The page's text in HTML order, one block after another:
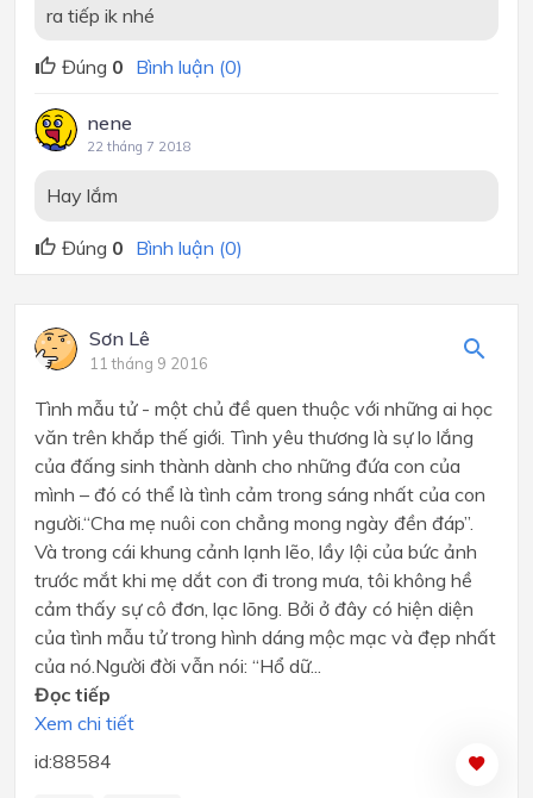
ra tiếp ik nhé
Đúng 0 Bình luận (0)
nene
22 tháng 7 2018
Hay lắm
Đúng 0 Bình luận (0)
Sơn Lê
11 tháng 9 2016
Tình mẫu tử - một chủ đề quen thuộc với những ai học
văn trên khắp thế giới. Tình yêu thương là sự lo lắng
của đấng sinh thành dành cho những đứa con của
mình – đó có thể là tình cảm trong sáng nhất của con
người.“Cha mẹ nuôi con chẳng mong ngày đền đáp”.
Và trong cái khung cảnh lạnh lẽo, lầy lội của bức ảnh
trước mắt khi mẹ dắt con đi trong mưa, tôi không hề
cảm thấy sự cô đơn, lạc lõng. Bởi ở đây có hiện diện
của tình mẫu tử trong hình dáng mộc mạc và đẹp nhất
của nó.Người đời vẫn nói: “Hổ dữ...
Đọc tiếp
Xem chi tiết
id:88584